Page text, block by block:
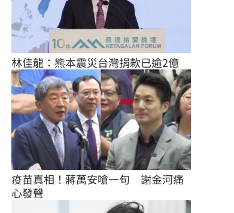
林佳龍：熊本震災台灣捐款已逾2億
疫苗真相！蔣萬安嗆一句　謝金河痛
心發聲